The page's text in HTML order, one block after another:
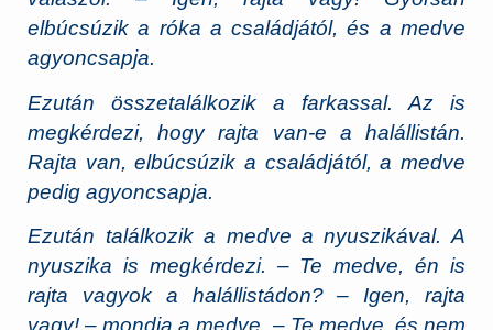
elbúcsúzik a róka a családjától, és a medve
agyoncsapja.
Ezután összetalálkozik a farkassal. Az is
megkérdezi, hogy rajta van-e a halállistán.
Rajta van, elbúcsúzik a családjától, a medve
pedig agyoncsapja.
Ezután találkozik a medve a nyuszikával. A
nyuszika is megkérdezi. – Te medve, én is
rajta vagyok a halállistádon? – Igen, rajta
vagy! – mondja a medve. – Te medve, és nem